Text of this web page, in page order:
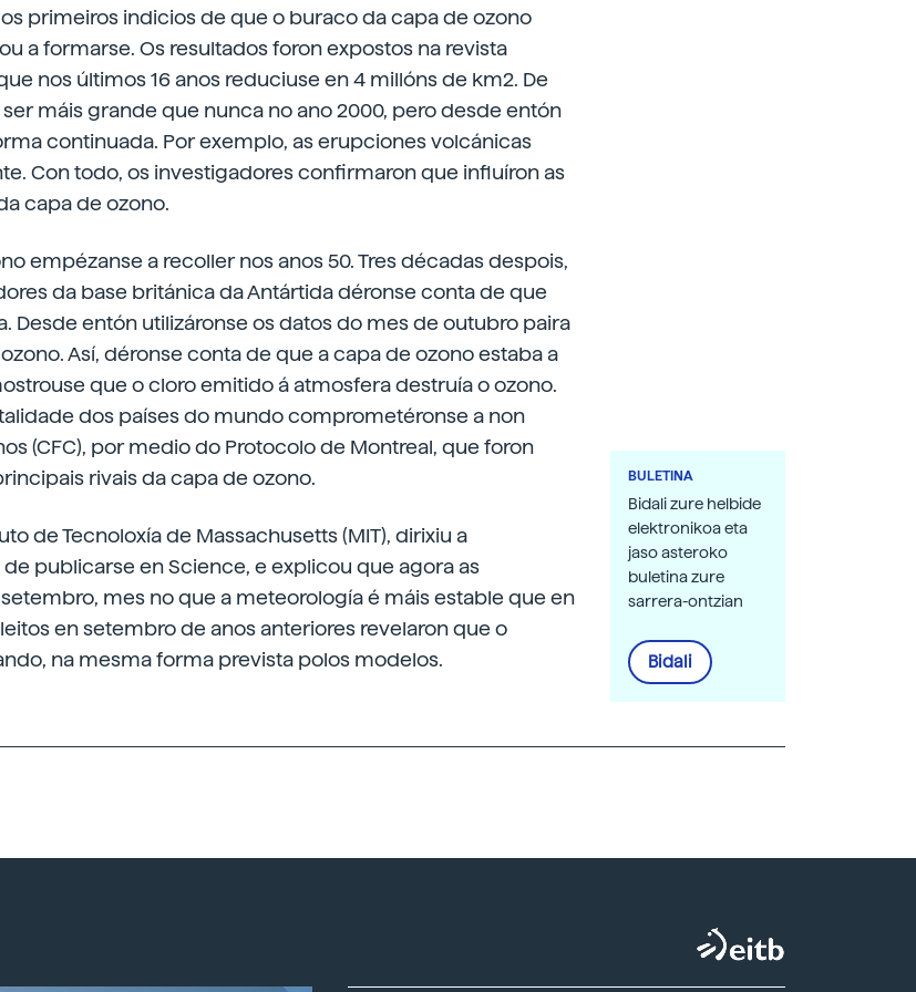
primeiros indicios de que o buraco da capa de ozono
a formarse. Os resultados foron expostos na revista
nos últimos 16 anos reduciuse en 4 millóns de km2. De
máis grande que nunca no ano 2000, pero desde entón
continuada. Por exemplo, as erupciones volcánicas
Con todo, os investigadores confirmaron que influíron as
capa de ozono.
empézanse a recoller nos anos 50. Tres décadas despois,
da base británica da Antártida déronse conta de que
Desde entón utilizáronse os datos do mes de outubro paira
Así, déronse conta de que a capa de ozono estaba a
que o cloro emitido á atmosfera destruía o ozono.
dos países do mundo comprometéronse a non
(CFC), por medio do Protocolo de Montreal, que foron
rivais da capa de ozono.
de Tecnoloxía de Massachusetts (MIT), dirixiu a
publicarse en Science, e explicou que agora as
mes no que a meteorología é máis estable que en
en setembro de anos anteriores revelaron que o
na mesma forma prevista polos modelos.
BULETINA
Bidali zure helbide
elektronikoa eta
jaso asteroko
buletina zure
sarrera-ontzian
Bidali